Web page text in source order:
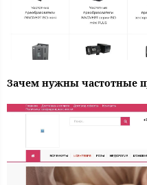
Зачем нужны частотные